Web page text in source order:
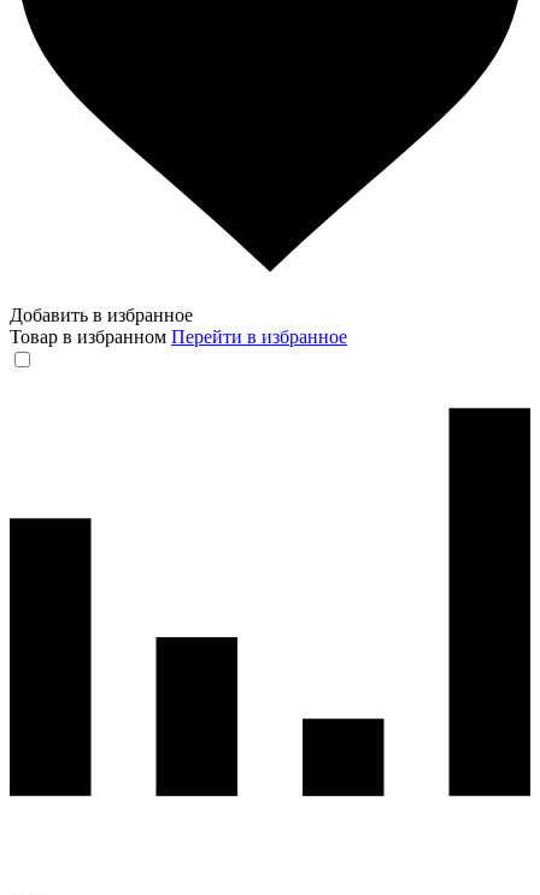
Добавить в избранное
Товар в избранном Перейти в избранное